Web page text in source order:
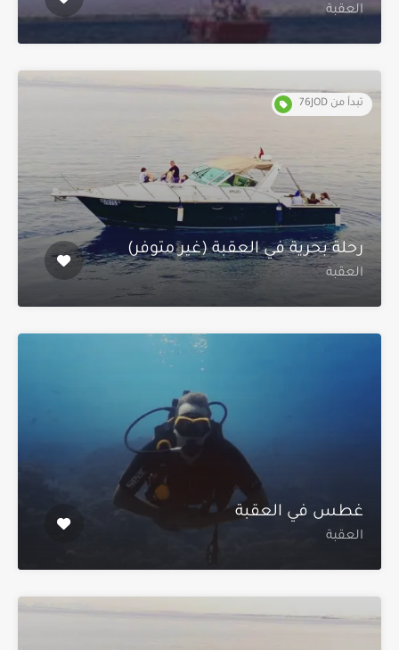
العقبة
تبدأ من 76JOD
رحلة بحرية في العقبة (غير متوفر)
العقبة
غطس في العقبة
العقبة